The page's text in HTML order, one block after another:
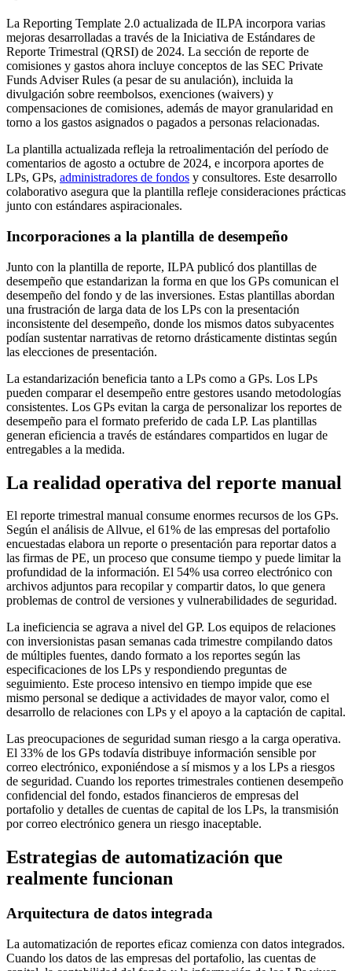
La Reporting Template 2.0 actualizada de ILPA incorpora varias
mejoras desarrolladas a través de la Iniciativa de Estándares de
Reporte Trimestral (QRSI) de 2024. La sección de reporte de
comisiones y gastos ahora incluye conceptos de las SEC Private
Funds Adviser Rules (a pesar de su anulación), incluida la
divulgación sobre reembolsos, exenciones (waivers) y
compensaciones de comisiones, además de mayor granularidad en
torno a los gastos asignados o pagados a personas relacionadas.
La plantilla actualizada refleja la retroalimentación del período de
comentarios de agosto a octubre de 2024, e incorpora aportes de
LPs, GPs, administradores de fondos y consultores. Este desarrollo
colaborativo asegura que la plantilla refleje consideraciones prácticas
junto con estándares aspiracionales.
Incorporaciones a la plantilla de desempeño
Junto con la plantilla de reporte, ILPA publicó dos plantillas de
desempeño que estandarizan la forma en que los GPs comunican el
desempeño del fondo y de las inversiones. Estas plantillas abordan
una frustración de larga data de los LPs con la presentación
inconsistente del desempeño, donde los mismos datos subyacentes
podían sustentar narrativas de retorno drásticamente distintas según
las elecciones de presentación.
La estandarización beneficia tanto a LPs como a GPs. Los LPs
pueden comparar el desempeño entre gestores usando metodologías
consistentes. Los GPs evitan la carga de personalizar los reportes de
desempeño para el formato preferido de cada LP. Las plantillas
generan eficiencia a través de estándares compartidos en lugar de
entregables a la medida.
La realidad operativa del reporte manual
El reporte trimestral manual consume enormes recursos de los GPs.
Según el análisis de Allvue, el 61% de las empresas del portafolio
encuestadas elabora un reporte o presentación para reportar datos a
las firmas de PE, un proceso que consume tiempo y puede limitar la
profundidad de la información. El 54% usa correo electrónico con
archivos adjuntos para recopilar y compartir datos, lo que genera
problemas de control de versiones y vulnerabilidades de seguridad.
La ineficiencia se agrava a nivel del GP. Los equipos de relaciones
con inversionistas pasan semanas cada trimestre compilando datos
de múltiples fuentes, dando formato a los reportes según las
especificaciones de los LPs y respondiendo preguntas de
seguimiento. Este proceso intensivo en tiempo impide que ese
mismo personal se dedique a actividades de mayor valor, como el
desarrollo de relaciones con LPs y el apoyo a la captación de capital.
Las preocupaciones de seguridad suman riesgo a la carga operativa.
El 33% de los GPs todavía distribuye información sensible por
correo electrónico, exponiéndose a sí mismos y a los LPs a riesgos
de seguridad. Cuando los reportes trimestrales contienen desempeño
confidencial del fondo, estados financieros de empresas del
portafolio y detalles de cuentas de capital de los LPs, la transmisión
por correo electrónico genera un riesgo inaceptable.
Estrategias de automatización que
realmente funcionan
Arquitectura de datos integrada
La automatización de reportes eficaz comienza con datos integrados.
Cuando los datos de las empresas del portafolio, las cuentas de